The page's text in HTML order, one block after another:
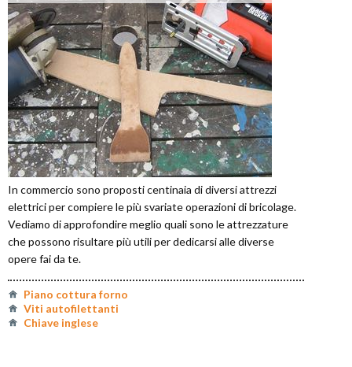
In commercio sono proposti centinaia di diversi attrezzi
elettrici per compiere le più svariate operazioni di bricolage.
Vediamo di approfondire meglio quali sono le attrezzature
che possono risultare più utili per dedicarsi alle diverse
opere fai da te.
Piano cottura forno
Viti autofilettanti
Chiave inglese